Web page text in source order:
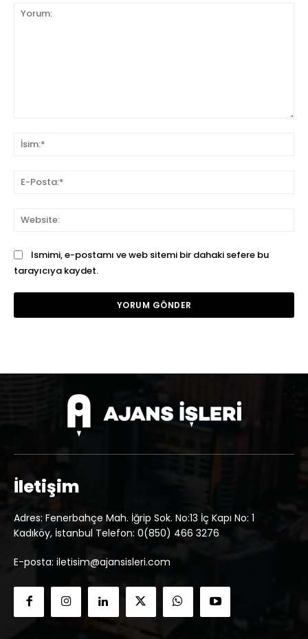
Ismimi, e-postamı ve web sitemi bir dahaki sefere bu
tarayıcıya kaydet.
İletişim
Adres: Fenerbahçe Mah. İğrip Sok. No:13 İç Kapı No: 1
Kadıköy, İstanbul Telefon: 0(850) 466 3276
E-posta: iletisim@ajansisleri.com